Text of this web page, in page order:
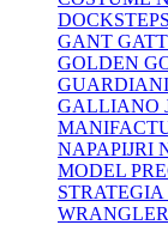
DOCKSTEPS
GANT
GOLDEN
GUARDIANI
GALLIANO
NAPAPIJRI
MODEL
STRATEGIA
WRANGLER